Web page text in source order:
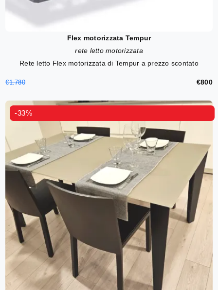
Flex motorizzata Tempur
rete letto motorizzata
Rete letto Flex motorizzata di Tempur a prezzo scontato
€1.780 €800
-33%